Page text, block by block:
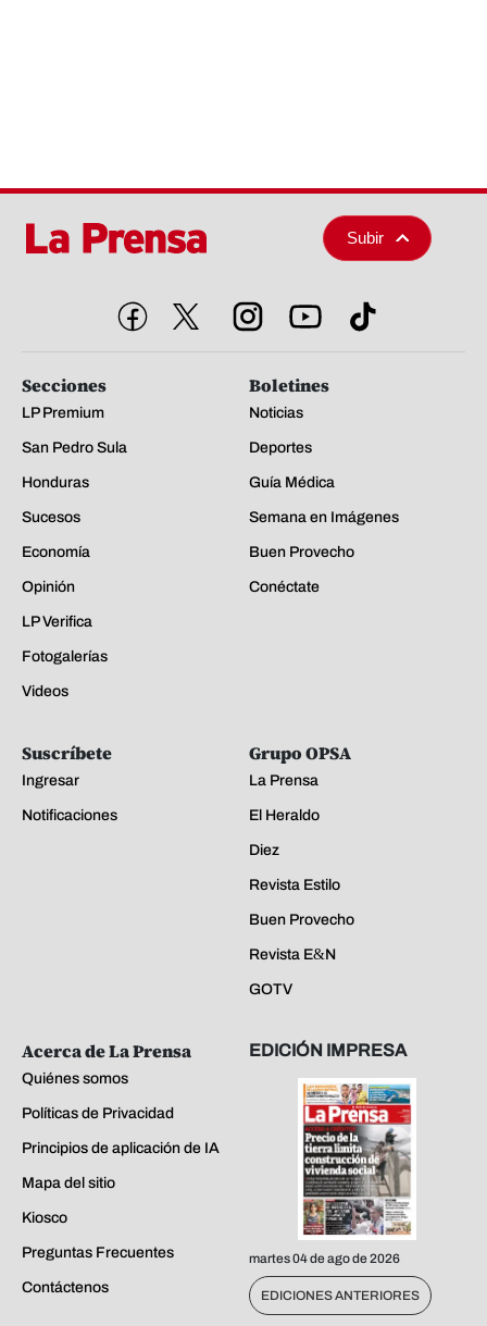
Subir
Secciones
LP Premium
San Pedro Sula
Honduras
Sucesos
Economía
Opinión
LP Verifica
Fotogalerías
Videos
Boletines
Noticias
Deportes
Guía Médica
Semana en Imágenes
Buen Provecho
Conéctate
Suscríbete
Ingresar
Notificaciones
Grupo OPSA
La Prensa
El Heraldo
Diez
Revista Estilo
Buen Provecho
Revista E&N
GOTV
Acerca de La Prensa
Quiénes somos
Políticas de Privacidad
Principios de aplicación de IA
Mapa del sitio
Kiosco
Preguntas Frecuentes
Contáctenos
EDICIÓN IMPRESA
martes 04 de ago de 2026
EDICIONES ANTERIORES